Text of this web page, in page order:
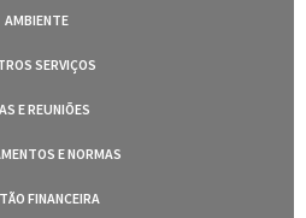
AMBIENTE
SERVIÇOS
E REUNIÕES
E NORMAS
FINANCEIRA